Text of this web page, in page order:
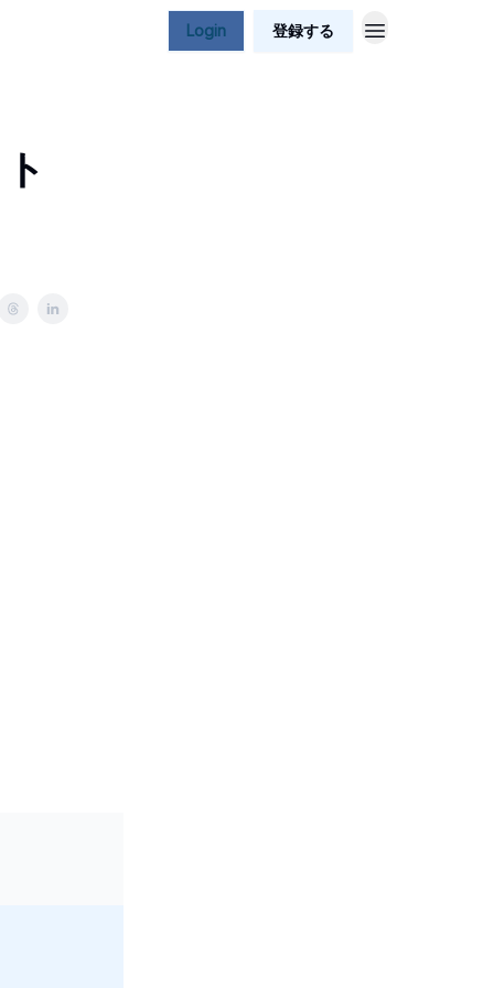
Login 登録する